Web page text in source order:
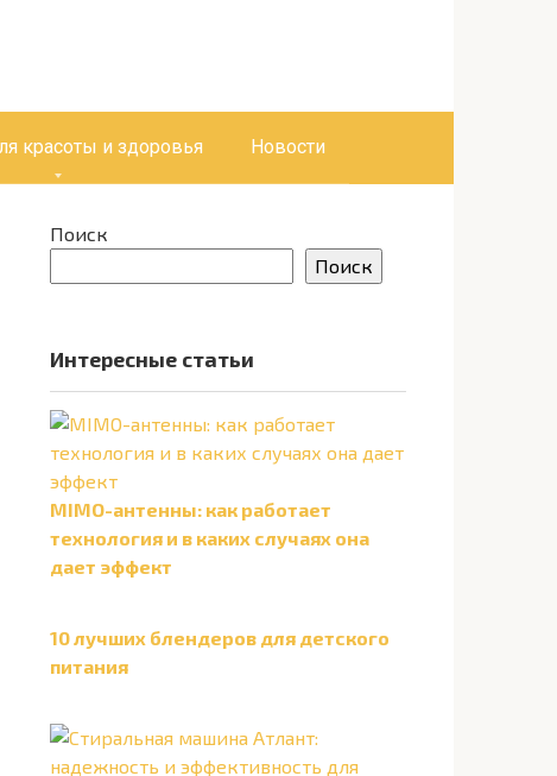
красоты и здоровья Новости
Поиск
Поиск
Интересные статьи
MIMO-антенны: как работает
технология и в каких случаях она
дает эффект
10 лучших блендеров для детского
питания